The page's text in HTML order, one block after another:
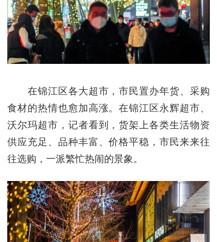
在锦江区各大超市，市民置办年货、采购
食材的热情也愈加高涨。在锦江区永辉超市、
沃尔玛超市，记者看到，货架上各类生活物资
供应充足、品种丰富、价格平稳，市民来来往
往选购，一派繁忙热闹的景象。